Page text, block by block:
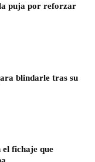
puja por reforzar
blindarle tras su
el fichaje que